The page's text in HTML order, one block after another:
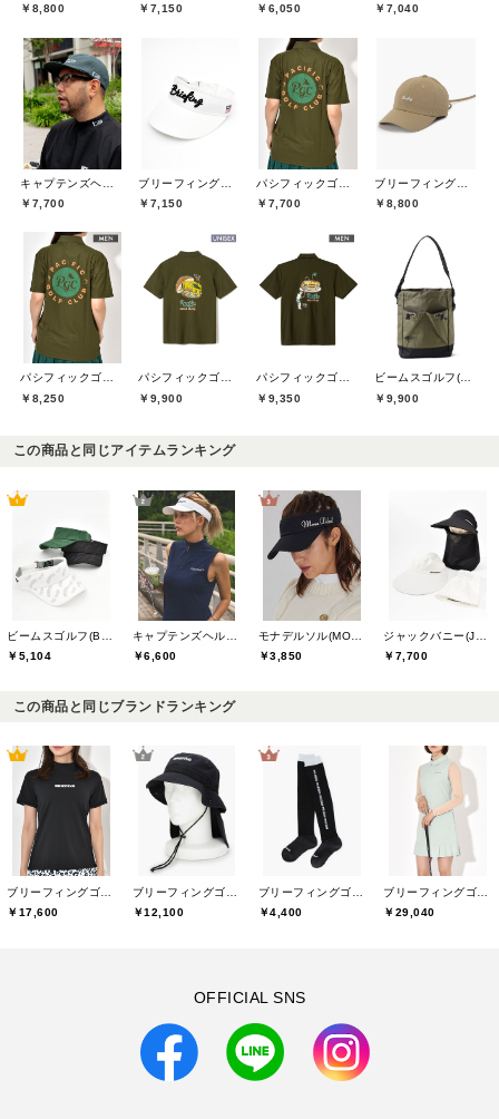
￥8,800
￥7,150
￥6,050
￥7,040
￥7,700
￥7,150
￥7,700
￥8,800
パシフィックゴルフクラブ(Pacific GOLF CLUB)
￥8,250
パシフィックゴルフクラブ(Pacific GOLF CLUB)
￥9,900
パシフィックゴルフクラブ(Pacific GOLF CLUB)
￥9,350
ビームスゴルフ(BEAMS GOLF)
￥9,900
この商品と同じアイテムランキング
ビームスゴルフ(BEAMS GOLF)
￥5,104
キャプテンズヘルムゴルフ(Captains Helm Golf)
￥6,600
モナデルソル(MONA DELSOL)
￥3,850
ジャックバニー(Jack Bunny)
￥7,700
この商品と同じブランドランキング
￥17,600
￥12,100
￥4,400
￥29,040
OFFICIAL SNS